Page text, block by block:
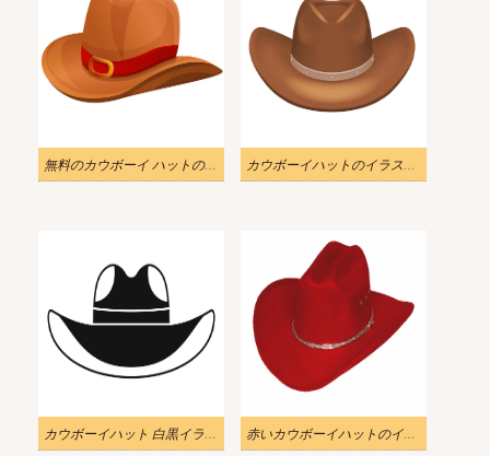
無料のカウボーイ ハットのイラスト PNG カウボーイハットのイラスト画像をダウンロード 2
カウボーイハット 白黒イラスト 無料 赤いカウボーイハットのイラストPNG